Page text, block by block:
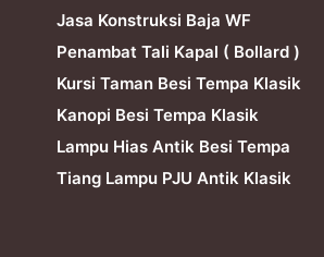
Jasa Konstruksi Baja WF
Penambat Tali Kapal ( Bollard )
Kursi Taman Besi Tempa Klasik
Kanopi Besi Tempa Klasik
Lampu Hias Antik Besi Tempa
Tiang Lampu PJU Antik Klasik